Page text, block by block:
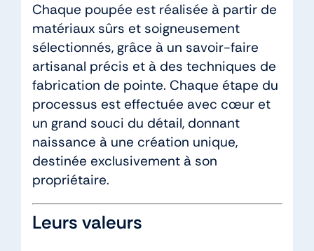
Chaque poupée est réalisée à partir de
matériaux sûrs et soigneusement
sélectionnés, grâce à un savoir-faire
artisanal précis et à des techniques de
fabrication de pointe. Chaque étape du
processus est effectuée avec cœur et
un grand souci du détail, donnant
naissance à une création unique,
destinée exclusivement à son
propriétaire.
Leurs valeurs